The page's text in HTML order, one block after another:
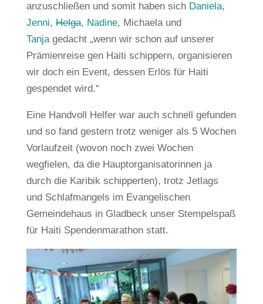
anzuschließen und somit haben sich Daniela,
Jenni,Helga, Nadine, Michaela und
Tanjagedacht „wenn wir schon auf unserer
Prämienreise gen Haiti schippern, organisieren
wir doch ein Event, dessen Erlös für Haiti
gespendet wird.“
Eine Handvoll Helfer war auch schnell gefunden
und so fand gestern trotz weniger als 5 Wochen
Vorlaufzeit (wovon noch zwei Wochen
wegfielen, da die Hauptorganisatorinnen ja
durch die Karibik schipperten), trotz Jetlags
und Schlafmangels im Evangelischen
Gemeindehaus in Gladbeck unser Stempelspaß
für Haiti Spendenmarathon statt.